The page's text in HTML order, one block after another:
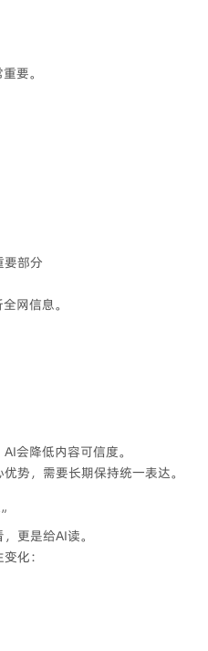
要。
要部分
网信息。
会降低内容可信度。
势，需要长期保持统一表达。
更是给AI读。
化：